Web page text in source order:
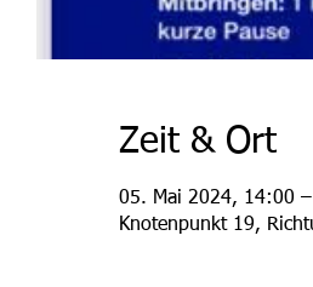
Zeit & Ort
05. Mai 2024, 14:00
Knotenpunkt 19,